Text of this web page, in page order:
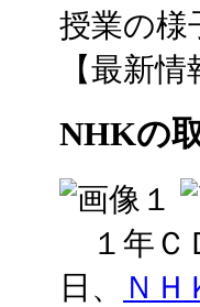
授業の様
【最新
NHKの
１年Ｃ
日、
Ｎ